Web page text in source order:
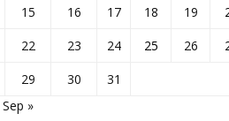
15 16 17 18 19
22 23 24 25 26
29 30
31
Sep »